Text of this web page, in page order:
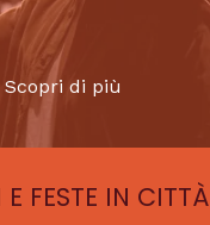
Scopri di più
E FESTE IN CITTÀ